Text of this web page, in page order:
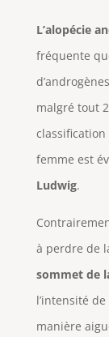
L’alopécie
fréquente
malgré tout
classification
femme est
Ludwig.
à perdre de
sommet de
l’intensité
manière